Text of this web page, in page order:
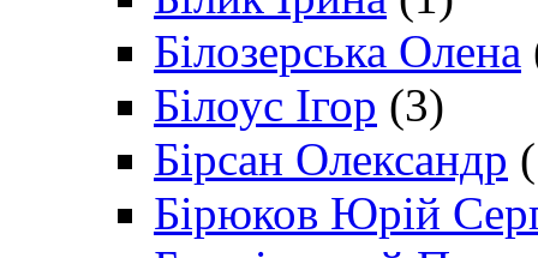
Білозерська Олена
Білоус Ігор (3)
Бірсан Олександр
Бірюков Юрій